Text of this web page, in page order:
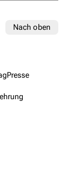
Nach oben
Presse